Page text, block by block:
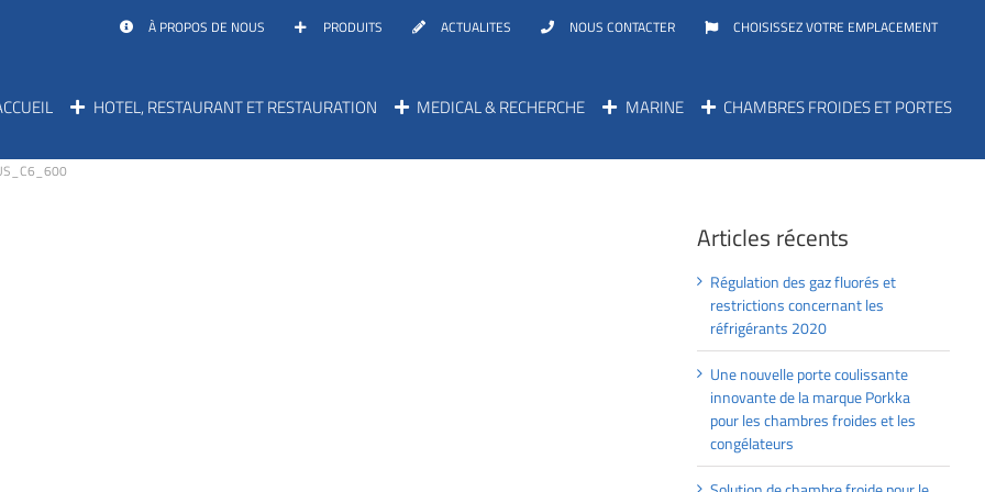
À PROPOS DE NOUS PRODUITS ACTUALITES NOUS CONTACTER CHOISISSEZ VOTRE EMPLACEMENT
HOTEL, RESTAURANT ET RESTAURATION MEDICAL & RECHERCHE MARINE CHAMBRES FROIDES ET PORTES
Articles récents
Régulation des gaz fluorés et
restrictions concernant les
réfrigérants 2020
Une nouvelle porte coulissante
innovante de la marque Porkka
pour les chambres froides et les
congélateurs